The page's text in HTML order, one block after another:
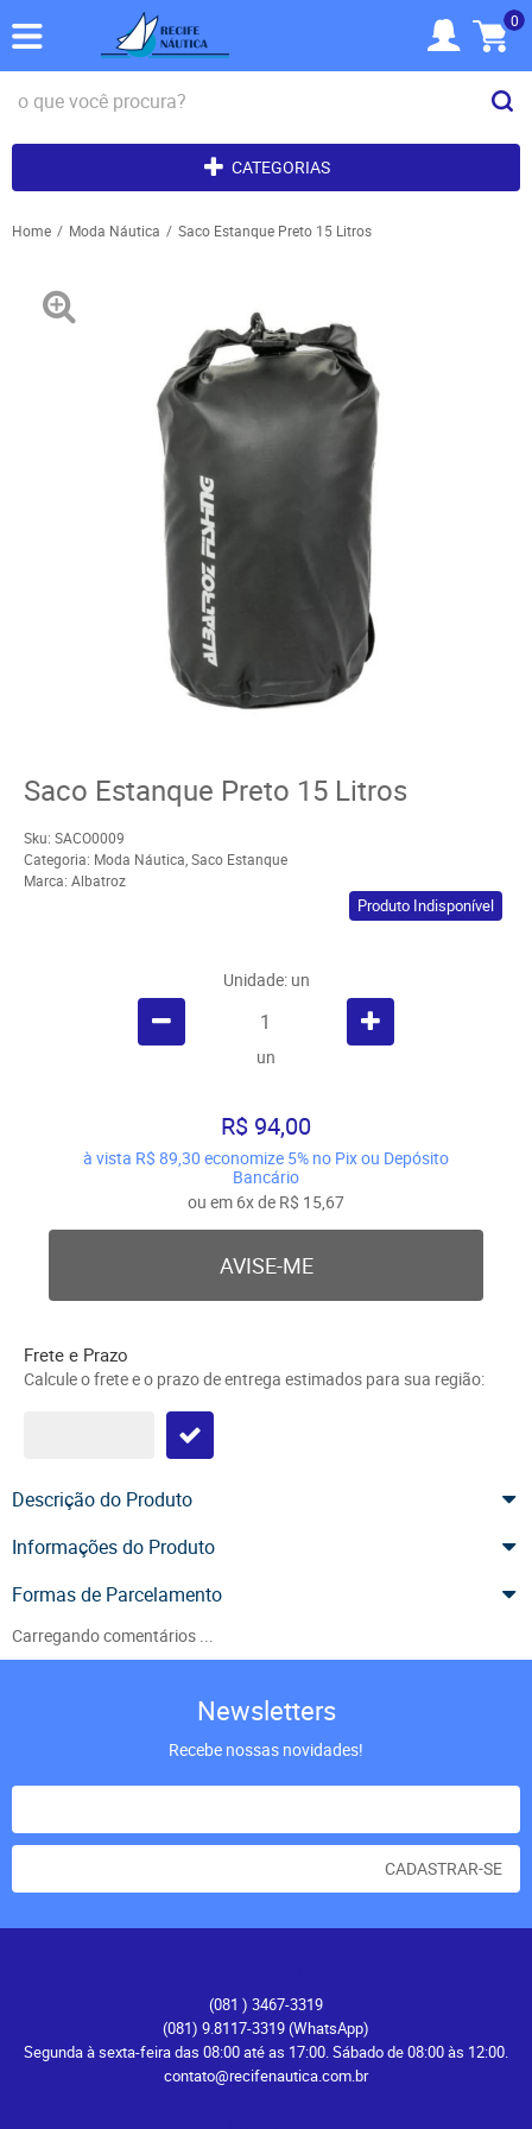
0
CATEGORIAS
Home Moda Náutica Saco Estanque Preto 15 Litros
Saco Estanque Preto 15 Litros
Sku: SACO0009
Categoria: Moda Náutica,Saco Estanque
Marca: Albatroz
Produto Indisponível
Unidade: un
un
R$ 94,00
à vista R$ 89,30 economize 5% no Pix ou Depósito
Bancário
ou em 6xde R$ 15,67
AVISE-ME
Frete e Prazo
Calcule o frete e o prazo de entrega estimados para sua região:
Descrição do Produto
Informações do Produto
Formas de Parcelamento
Carregando comentários ...
Newsletters
Recebe nossas novidades!
CADASTRAR-SE
(081 ) 3467-3319
(081) 9.8117-3319(WhatsApp)
Segunda à sexta-feira das 08:00 até as 17:00. Sábado de 08:00 às 12:00.
contato@recifenautica.com.br